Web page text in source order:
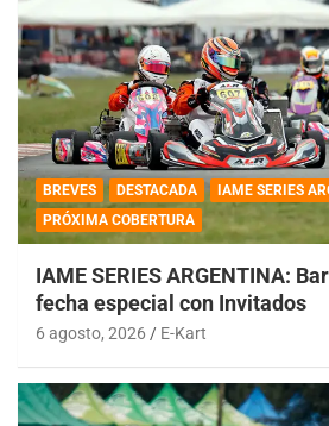
BREVES DESTACADA
IAME SERIES
PRÓXIMA COBERTURA
IAME SERIES ARGENTINA:
fecha especial con Invitados
6 agosto, 2026 E-Kart